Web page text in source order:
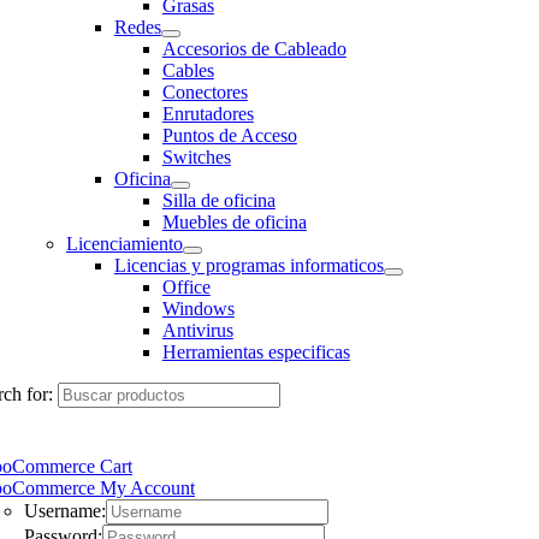
Grasas
Redes
Accesorios de Cableado
Cables
Conectores
Enrutadores
Puntos de Acceso
Switches
Oficina
Silla de oficina
Muebles de oficina
Licenciamiento
Licencias y programas informaticos
Office
Windows
Antivirus
Herramientas especificas
for:
Cart
My Account
Username: